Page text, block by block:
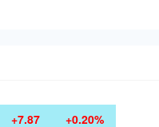
+7.87 +0.20%